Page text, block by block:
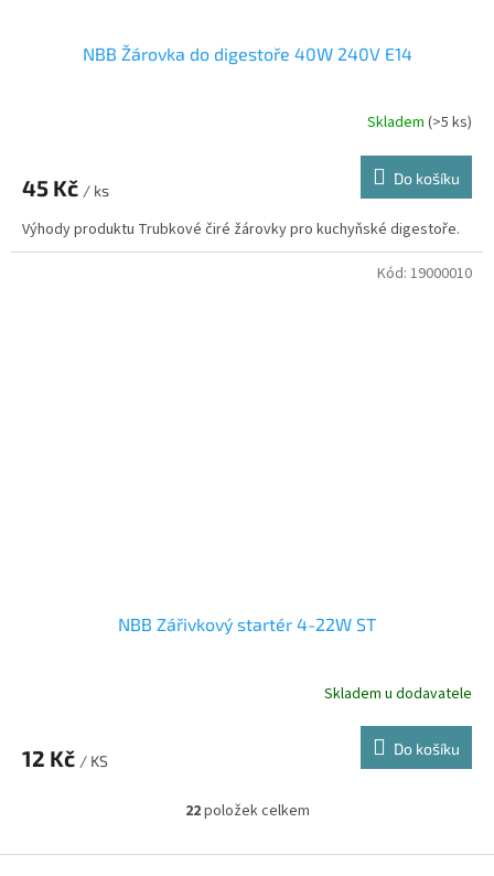
NBB Žárovka do digestoře 40W 240V E14
Skladem (>5 ks)
45 Kč / ks
Do košíku
Výhody produktu Trubkové čiré žárovky pro kuchyňské digestoře.
NBB Zářivkový startér 4-22W ST
Skladem u dodavatele
12 Kč / KS
Do košíku
Kód: 19000010
O
l
22položek celkem